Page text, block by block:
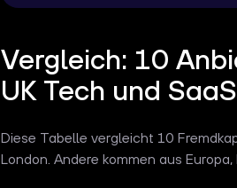
Vergleich: 10
UK Tech und SaaS
Diese Tabelle vergleicht 10
London. Andere kommen aus